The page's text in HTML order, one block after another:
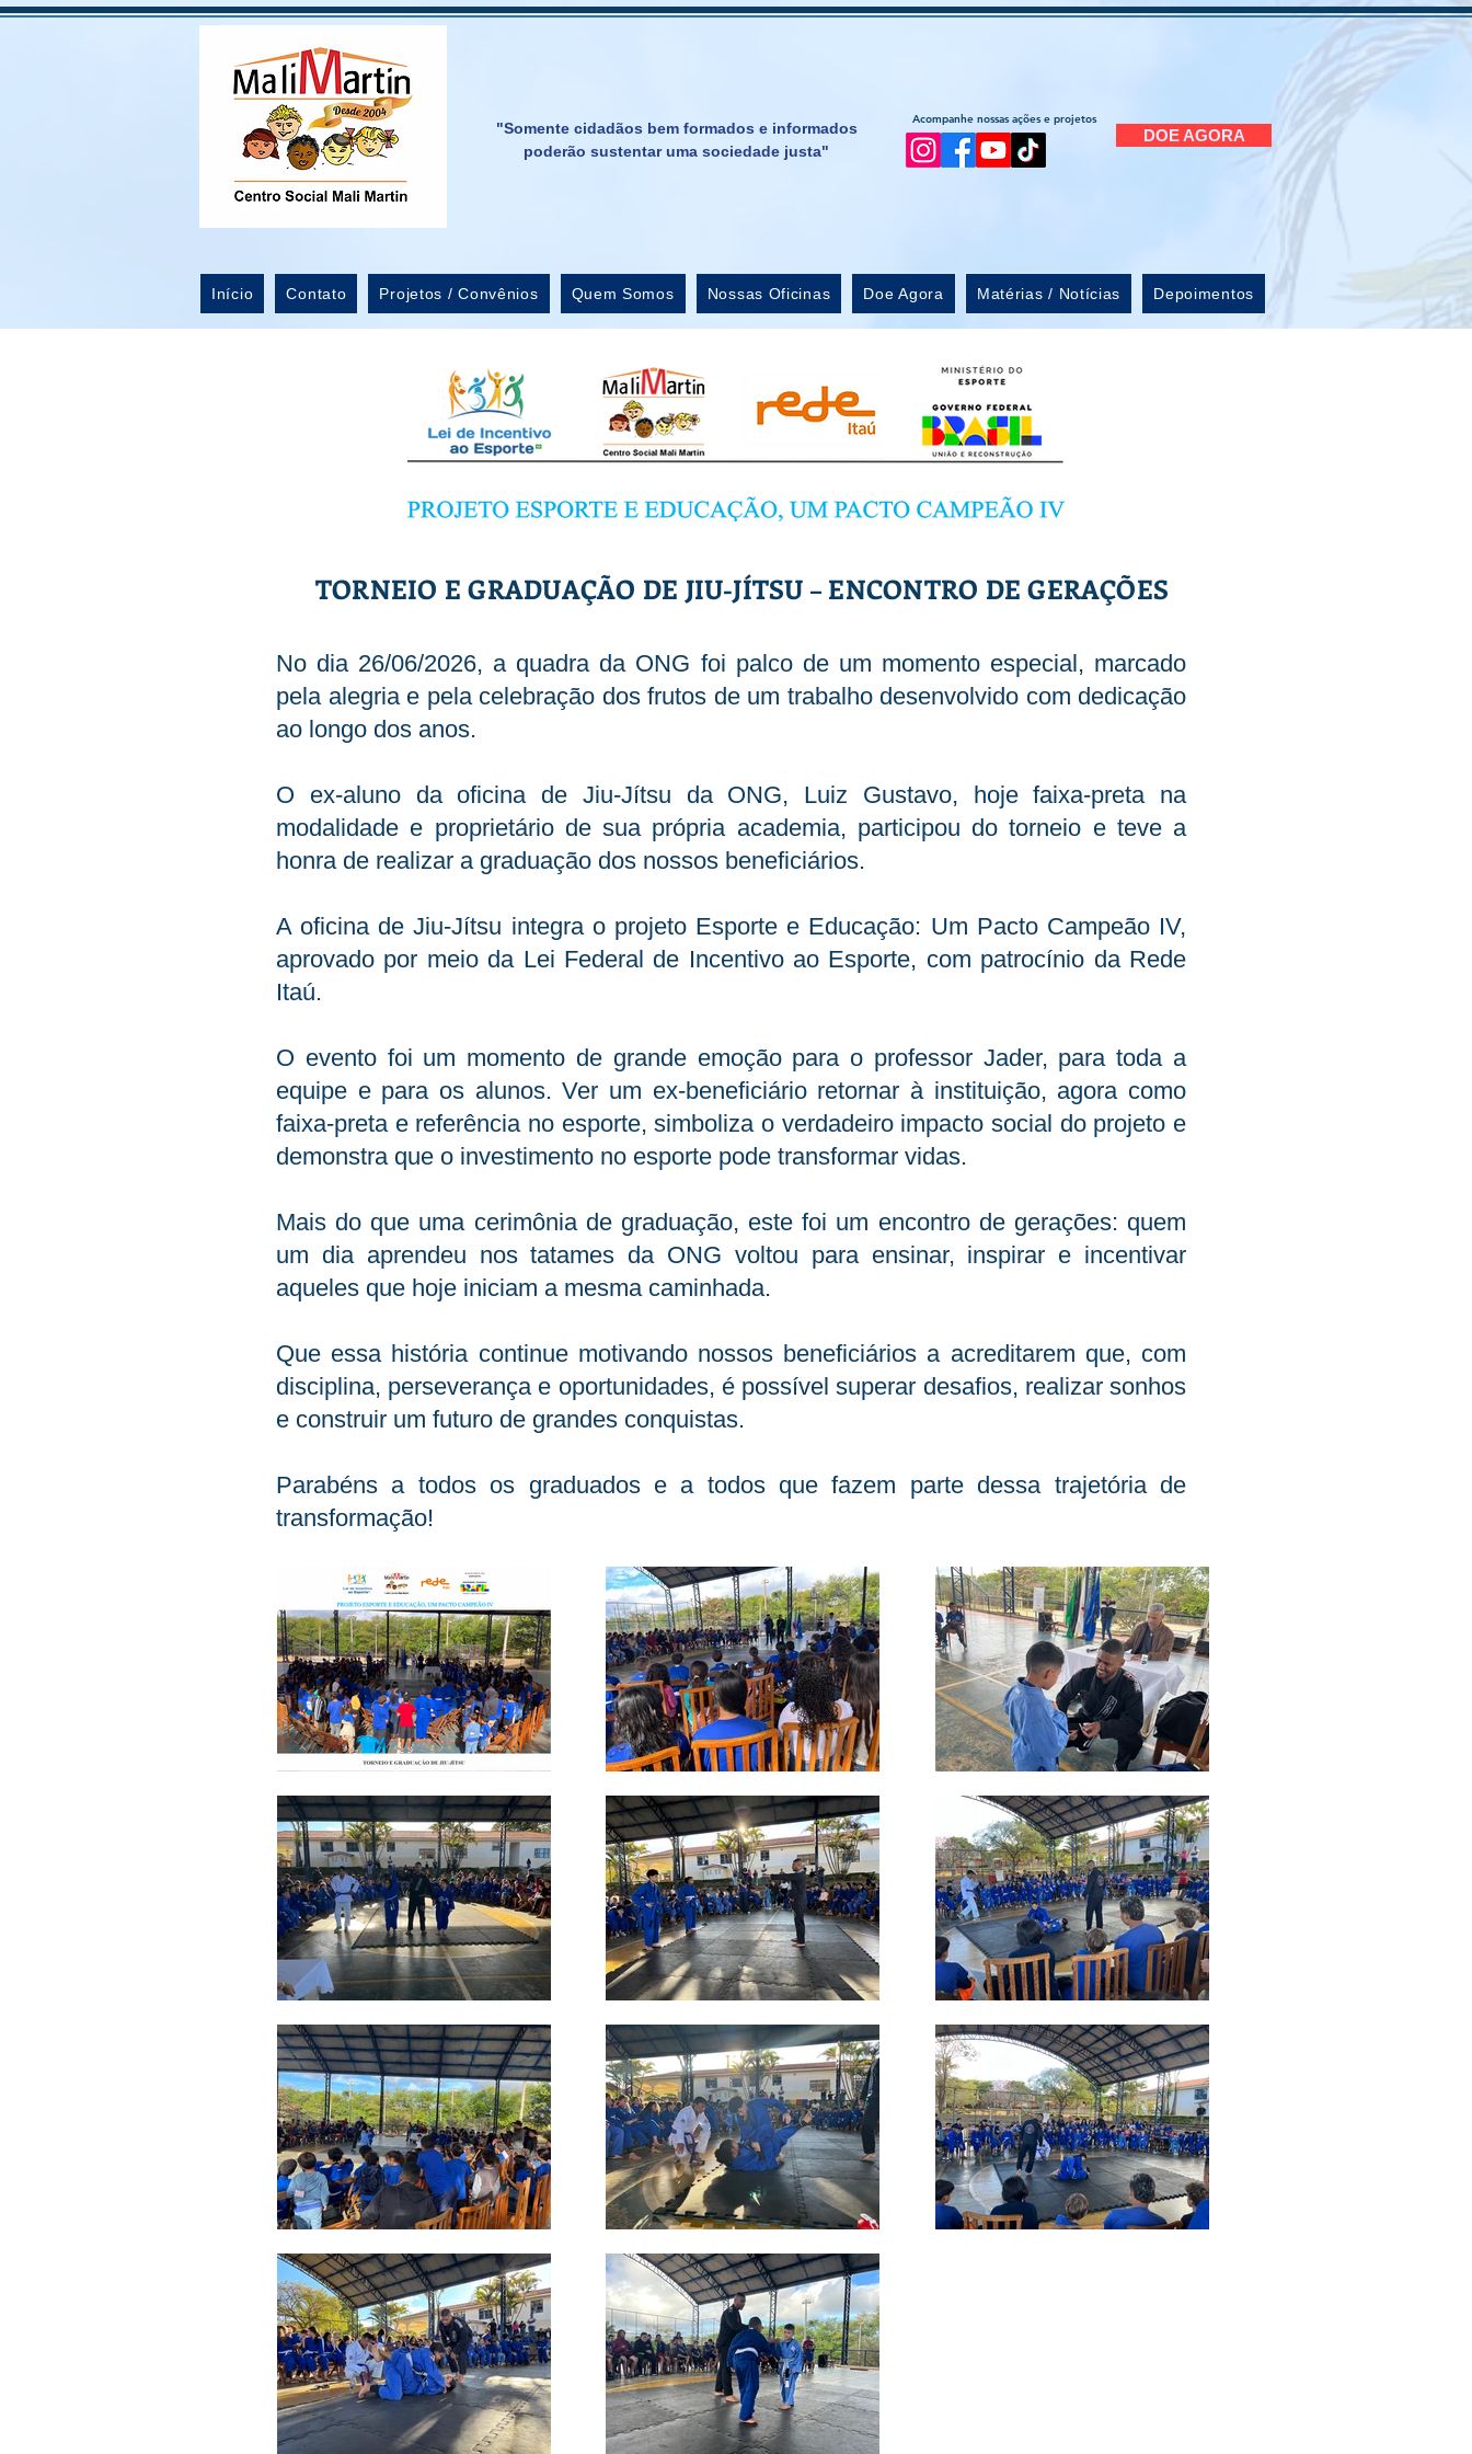
"Somente cidadãos bem formados e informados
poderão sustentar uma sociedade justa"
Acompanhe nossas ações e projetos
DOE AGORA
Início Contato Projetos / Convênios Quem Somos Nossas Oficinas Doe Agora Matérias / Notícias Depoimentos
TORNEIO E GRADUAÇÃO DE JIU-JÍTSU – ENCONTRO DE GERAÇÕES
No dia 26/06/2026, a quadra da ONG foi palco de um momento especial, marcado
pela alegria e pela celebração dos frutos de um trabalho desenvolvido com dedicação
ao longo dos anos.
O ex-aluno da oficina de Jiu-Jítsu da ONG, Luiz Gustavo, hoje faixa-preta na
modalidade e proprietário de sua própria academia, participou do torneio e teve a
honra de realizar a graduação dos nossos beneficiários.
A oficina de Jiu-Jítsu integra o projeto Esporte e Educação: Um Pacto Campeão IV,
aprovado por meio da Lei Federal de Incentivo ao Esporte, com patrocínio da Rede
Itaú.
O evento foi um momento de grande emoção para o professor Jader, para toda a
equipe e para os alunos. Ver um ex-beneficiário retornar à instituição, agora como
faixa-preta e referência no esporte, simboliza o verdadeiro impacto social do projeto e
demonstra que o investimento no esporte pode transformar vidas.
Mais do que uma cerimônia de graduação, este foi um encontro de gerações: quem
um dia aprendeu nos tatames da ONG voltou para ensinar, inspirar e incentivar
aqueles que hoje iniciam a mesma caminhada.
Que essa história continue motivando nossos beneficiários a acreditarem que, com
disciplina, perseverança e oportunidades, é possível superar desafios, realizar sonhos
e construir um futuro de grandes conquistas.
Parabéns a todos os graduados e a todos que fazem parte dessa trajetória de
transformação!